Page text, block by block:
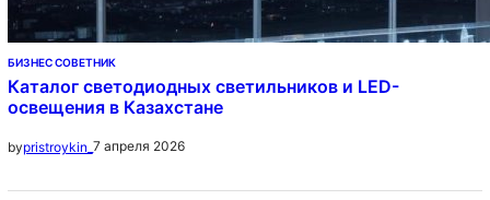
БИЗНЕС СОВЕТНИК
Каталог светодиодных светильников и LED-
освещения в Казахстане
bypristroykin_ 7 апреля 2026